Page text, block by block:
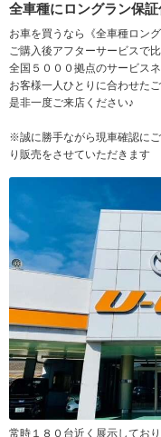
全車種にロングラン保証
お車を買うなら《全車種ロン
ご購入後アフターサービスで比
全国５０００拠点のサービス
お客様一人ひとりに合わせた
是非一度ご来店ください♪
※誠に勝手ながら現車確認に
り販売をさせていただきます
常時１８０台近く展示しており